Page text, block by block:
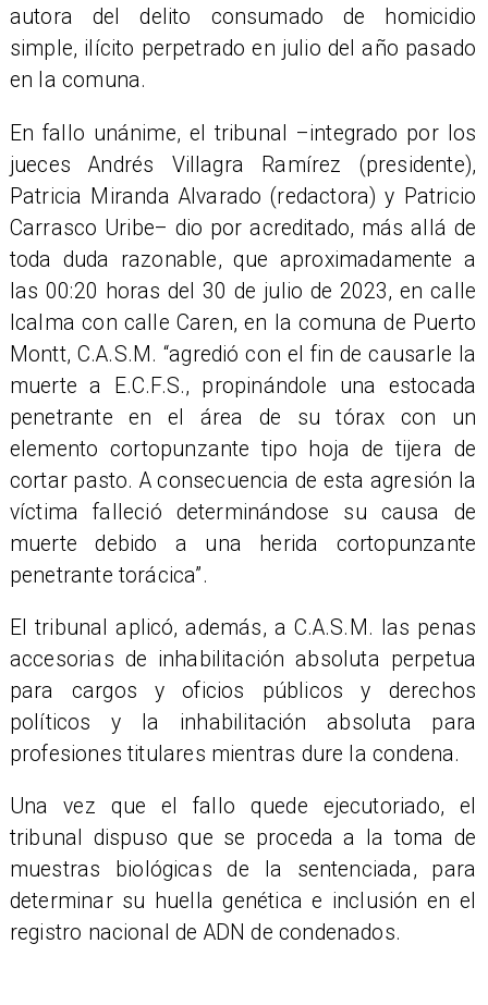
autora del delito consumado de homicidio
simple, ilícito perpetrado en julio del año pasado
en la comuna.
​En fallo unánime, el tribunal –integrado por los
jueces Andrés Villagra Ramírez (presidente),
Patricia Miranda Alvarado (redactora) y Patricio
Carrasco Uribe– dio por acreditado, más allá de
toda duda razonable, que aproximadamente a
las 00:20 horas del 30 de julio de 2023, en calle
Icalma con calle Caren, en la comuna de Puerto
Montt, C.A.S.M. “agredió con el fin de causarle la
muerte a E.C.F.S., propinándole una estocada
penetrante en el área de su tórax con un
elemento cortopunzante tipo hoja de tijera de
cortar pasto. A consecuencia de esta agresión la
víctima falleció determinándose su causa de
muerte debido a una herida cortopunzante
penetrante torácica”.
​El tribunal aplicó, además, a C.A.S.M. las penas
accesorias de inhabilitación absoluta perpetua
para cargos y oficios públicos y derechos
políticos y la inhabilitación absoluta para
profesiones titulares mientras dure la condena.
Una vez que el fallo quede ejecutoriado, el
tribunal dispuso que se proceda a la toma de
muestras biológicas de la sentenciada, para
determinar su huella genética e inclusión en el
registro nacional de ADN de condenados.